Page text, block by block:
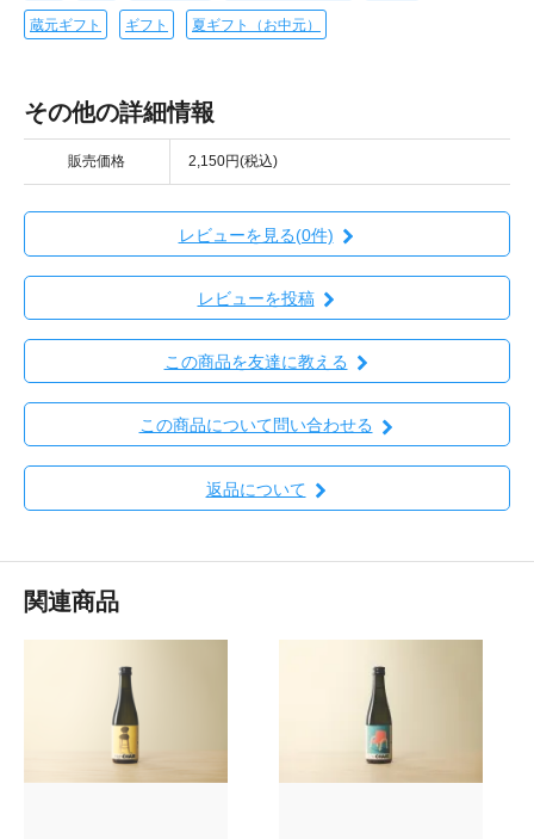
蔵元ギフト ギフト 夏ギフト（お中元）
その他の詳細情報
販売価格 2,150円(税込)
レビューを見る(0件)
レビューを投稿
この商品を友達に教える
この商品について問い合わせる
返品について
関連商品